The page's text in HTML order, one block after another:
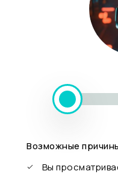
Возможные
Вы